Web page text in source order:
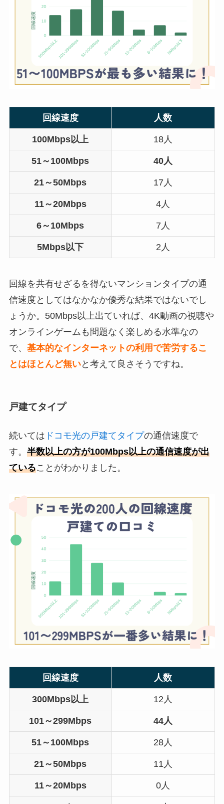
回線速度 人数
100Mbps以上 18人
51～100Mbps 40人
21～50Mbps 17人
11～20Mbps 4人
6～10Mbps 7人
5Mbps以下 2人
回線を共有せざるを得ないマンションタイプの通
信速度としてはなかなか優秀な結果ではないでし
ょうか。50Mbps以上出ていれば、4K動画の視聴や
オンラインゲームも問題なく楽しめる水準なの
で、 基本的なインターネットの利用で苦労するこ
とはほとんど無いと考えて良さそうですね。
戸建てタイプ
続いては ドコモ光の戸建てタイプの通信速度で
す。 半数以上の方が100Mbps以上の通信速度が出
ていることがわかりました。
回線速度 人数
300Mbps以上 12人
101～299Mbps 44人
51～100Mbps 28人
21～50Mbps 11人
11～20Mbps 0人